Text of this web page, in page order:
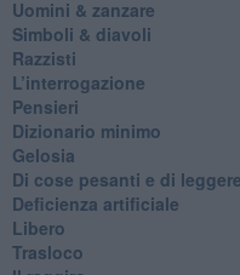
Uomini & zanzare
​Simboli & diavoli
Razzisti
​L’interrogazione
Pensieri
​Dizionario minimo
Gelosia
Di cose pesanti e di leggere
​Deficienza artificiale
Libero
Trasloco